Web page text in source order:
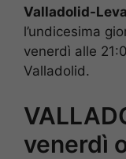
Valladolid-
l’undicesima
venerdì alle
Valladolid.
venerdì